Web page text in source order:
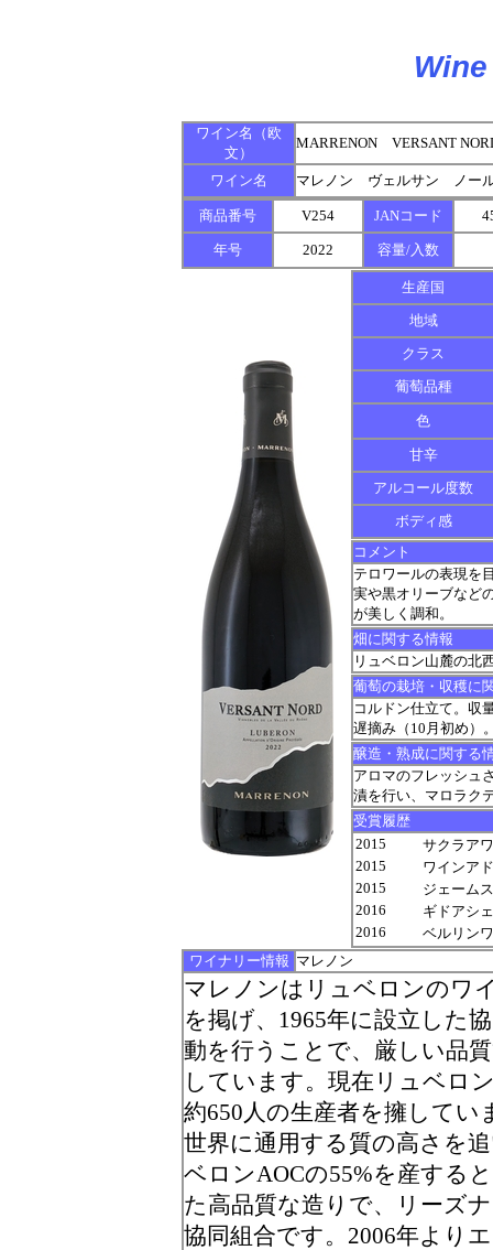
ワイン名（欧
文）
MARRENON VERSANT
ワイン名 マレノン ヴェルサン ノー
商品番号 V254 JANコード
年号 2022 容量/入数
生産国
地域
クラス
葡萄品種
色
甘辛
アルコール度数
ボディ感
コメント
テロワールの表現を
実や黒オリーブなど
が美しく調和。
畑に関する情報
リュベロン山麓の北
葡萄の栽培・収穫に
コルドン仕立て。収
遅摘み（10月初め）
醸造・熟成に関する
アロマのフレッシュ
漬を行い、マロラク
受賞履歴
2015
サクラア
2015
ワインア
2015
ジェーム
2016
ギドアシ
2016
ベルリン
ワイナリー情報 マレノン
マレノンはリュベロンのワ
を掲げ、1965年に設立した
動を行うことで、厳しい品
しています。現在リュベロ
約650人の生産者を擁してい
世界に通用する質の高さを
ベロンAOCの55%を産する
た高品質な造りで、リーズ
協同組合です。2006年より